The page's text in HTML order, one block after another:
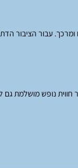
עבור הציבור
נופש מושלמת גם